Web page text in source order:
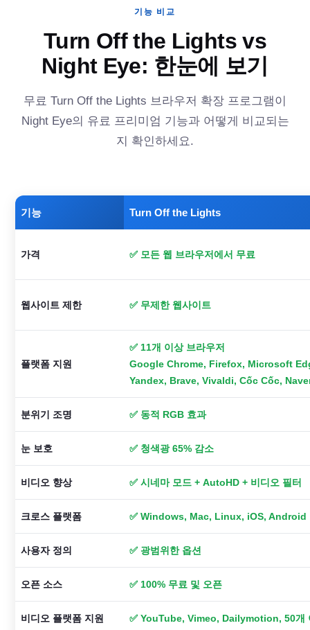
기능 비교
Turn Off the Lights vs
Night Eye: 한눈에 보기
무료 Turn Off the Lights 브라우저 확장 프로그램이
Night Eye의 유료 프리미엄 기능과 어떻게 비교되는
지 확인하세요.
기능 Turn Off the Lights
가격 ✅ 모든 웹 브라우저에서 무료
웹사이트 제한 ✅ 무제한 웹사이트
플랫폼 지원
✅ 11개 이상 브라우저
Google Chrome, Firefox, Microsoft
Yandex, Brave, Vivaldi, Cốc Cốc,
분위기 조명 ✅ 동적 RGB 효과
눈 보호 ✅ 청색광 65% 감소
비디오 향상 ✅ 시네마 모드 + AutoHD + 비디오 필터
크로스 플랫폼 ✅ Windows, Mac, Linux, iOS, Android
사용자 정의 ✅ 광범위한 옵션
오픈 소스 ✅ 100% 무료 및 오픈
비디오 플랫폼 지원 ✅ YouTube, Vimeo, Dailymotion, 50개